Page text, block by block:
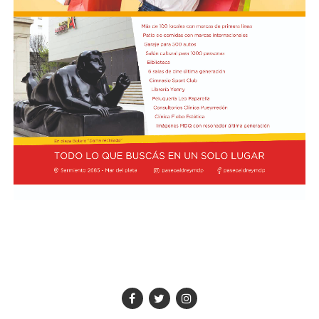
el Matador continuó con su intento de pegar con
ataques directos. Cuando el desarrollo era lento y lejos
de los arcos, Tigre se adelantó en el marcador a los 35
minutos: Aníbal Moreno perdió la pelota en la mitad de
la cancha tras una presión de Jabes Saralegui y Nacho
Russo definió de forma perfecta al quedar mano a mano
contra Santiago Beltrán para estampar el 1-0.
Desde el arranque del segundo semestre, River quedó
eliminado de la Copa Argentina tras perder 3-1 contra
Aldosivi y cayó por 1-0 en el inicio del Clausura
Tabla Anual con 29 unidades. No gana un partido a nivel
local desde el 16 de mayo pasado, cuando venció 1-0